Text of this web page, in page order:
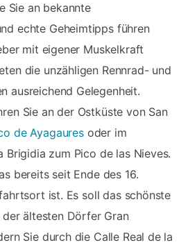
Sie an bekannte
echte Geheimtipps führen
mit eigener Muskelkraft
die unzähligen Rennrad- und
ausreichend Gelegenheit.
Sie an der Ostküste von San
de Ayagauresoder im
Brigidia zum Pico de las Nieves.
bereits seit Ende des 16.
ist. Es soll das schönste
ältesten Dörfer Gran
Sie durch die Calle Real de la